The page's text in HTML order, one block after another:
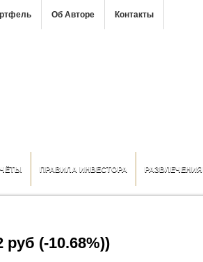
Об Авторе Контакты
ПРАВИЛА ИНВЕСТОРА РАЗВЛЕЧЕНИЯ
руб (-10.68%))